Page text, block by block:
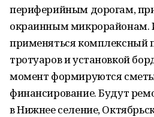
периферийным дорогам,
окраинным микрорайонам.
применяться комплексный
тротуаров и установкой
момент формируются
финансирование. Будут
в Нижнее селение,